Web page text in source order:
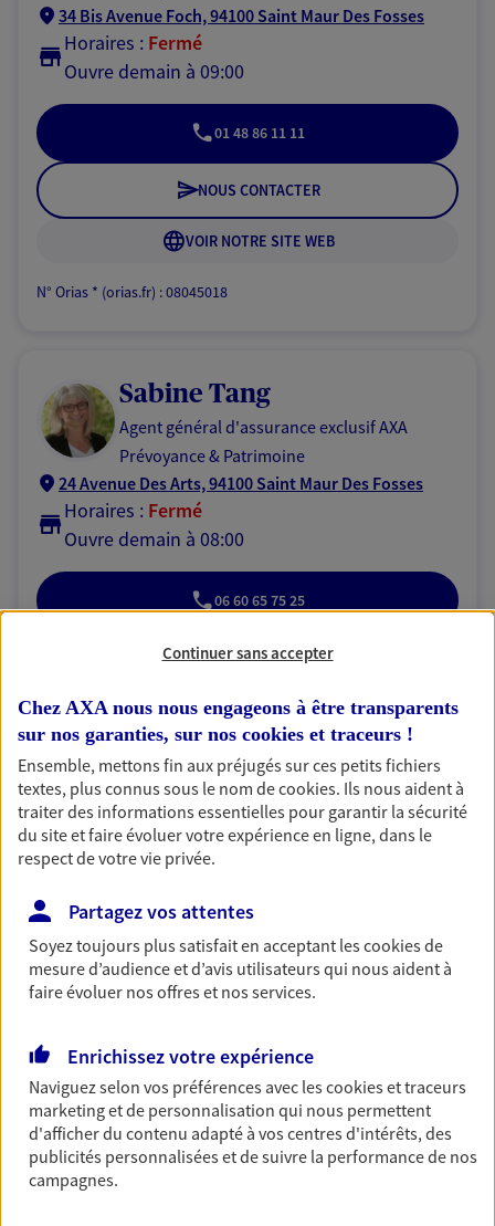
34 Bis Avenue Foch, 94100 Saint Maur Des Fosses
Horaires : Fermé
Ouvre demain à 09:00
01 48 86 11 11
NOUS CONTACTER
VOIR NOTRE SITE WEB
N° Orias * (orias.fr) : 08045018
Sabine Tang
Agent général d'assurance exclusif AXA
Prévoyance & Patrimoine
24 Avenue Des Arts, 94100 Saint Maur Des Fosses
Horaires : Fermé
Ouvre demain à 08:00
06 60 65 75 25
NOUS CONTACTER
VOIR NOTRE SITE WEB
N° Orias * (orias.fr) : 13001478
Gerard Crespo
Protection
94100 Saint Maur Des Fosses
NOUS CONTACTER
VOIR NOTRE SITE WEB
N° Orias * (orias.fr) : 19008379
Continuer sans accepter
Chez AXA nous nous engageons à être transparents
sur nos garanties, sur nos cookies et traceurs !
Ensemble, mettons fin aux préjugés sur ces petits fichiers
textes, plus connus sous le nom decookies. Ils nous aident à
traiter des informations essentielles pour garantir la sécurité
du site et faire évoluer votre expérience en ligne, dans le
respect de votre vie privée.
Partagez vos attentes
Soyez toujours plus satisfait en acceptant lescookiesde
mesure d’audience et d’avis utilisateurs qui nous aident à
faire évoluer nos offres et nos services.
Enrichissez votre expérience
Naviguez selon vos préférences avec lescookies et traceurs
marketing et de personnalisation qui nous permettent
d'afficher du contenu adapté à vos centres d'intérêts, des
publicités personnalisées et de suivre la performance de nos
campagnes.